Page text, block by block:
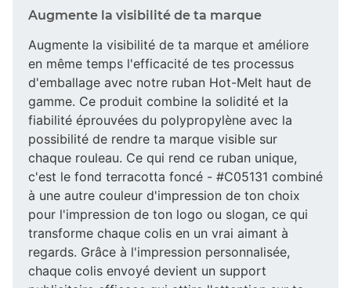
Augmente la visibilité de ta marque
Augmente la visibilité de ta marque et améliore
en même temps l'efficacité de tes processus
d'emballage avec notre ruban Hot-Melt haut de
gamme. Ce produit combine la solidité et la
fiabilité éprouvées du polypropylène avec la
possibilité de rendre ta marque visible sur
chaque rouleau. Ce qui rend ce ruban unique,
c'est le fond terracotta foncé - #C05131 combiné
à une autre couleur d'impression de ton choix
pour l'impression de ton logo ou slogan, ce qui
transforme chaque colis en un vrai aimant à
regards. Grâce à l'impression personnalisée,
chaque colis envoyé devient un support